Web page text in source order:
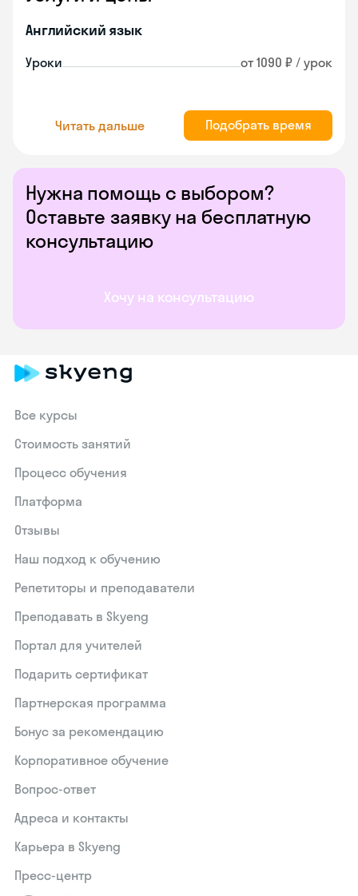
Нужна помощь с выбором?
Оставьте заявку на бесплатную
консультацию
Хочу на консультацию
Английский язык
Уроки от 1090 ₽ / урок
Читать дальше Подобрать время
Все курсы
Стоимость занятий
Процесс обучения
Платформа
Отзывы
Наш подход к обучению
Репетиторы и преподаватели
Преподавать в Skyeng
Портал для учителей
Подарить сертификат
Партнерская программа
Бонус за рекомендацию
Корпоративное обучение
Вопрос-ответ
Адреса и контакты
Карьера в Skyeng
Пресс-центр